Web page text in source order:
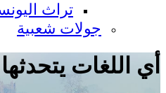
تراث
جولات شعبية
أي اللغات